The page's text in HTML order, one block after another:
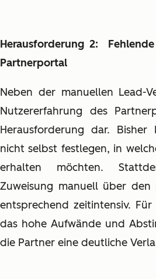
Herausforderung 2:
Partnerportal
Neben der manuellen Lead-
Nutzererfahrung des
Herausforderung dar. Bisher
nicht selbst festlegen, in
erhalten möchten.
Zuweisung manuell über
entsprechend zeitintensiv.
das hohe Aufwände und
die Partner eine deutliche